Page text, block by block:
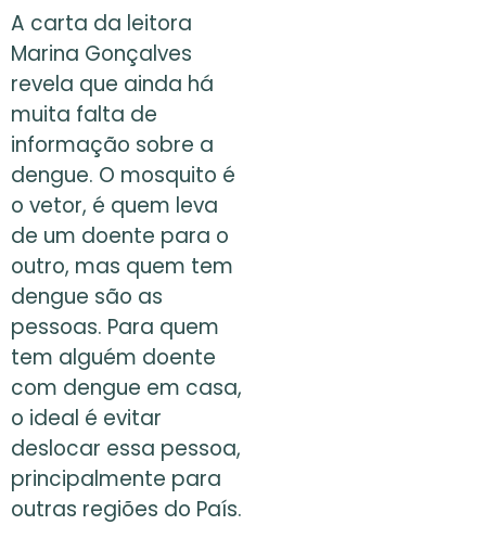
A carta da leitora
Marina Gonçalves
revela que ainda há
muita falta de
informação sobre a
dengue. O mosquito é
o vetor, é quem leva
de um doente para o
outro, mas quem tem
dengue são as
pessoas. Para quem
tem alguém doente
com dengue em casa,
o ideal é evitar
deslocar essa pessoa,
principalmente para
outras regiões do País.